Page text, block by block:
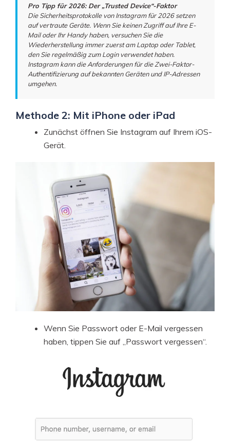
Pro Tipp für 2026: Der „Trusted Device“-Faktor
Die Sicherheitsprotokolle von Instagram für 2026 setzen
auf vertraute Geräte. Wenn Sie keinen Zugriff auf Ihre E-
Mail oder Ihr Handy haben, versuchen Sie die
Wiederherstellung immer zuerst am Laptop oder Tablet,
den Sie regelmäßig zum Login verwendet haben.
Instagram kann die Anforderungen für die Zwei-Faktor-
Authentifizierung auf bekannten Geräten und IP-Adressen
umgehen.
Methode 2: Mit iPhone oder iPad
Zunächst öffnen Sie Instagram auf Ihrem iOS-
Gerät.
Wenn Sie Passwort oder E-Mail vergessen
haben, tippen Sie auf „Passwort vergessen“.